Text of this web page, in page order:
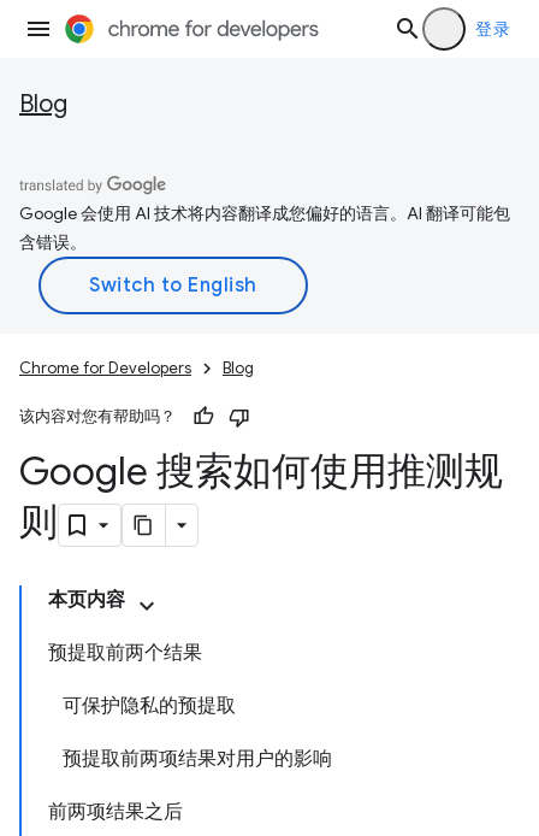
登录
Blog
Google 会使用 AI 技术将内容翻译成您偏好的语言。AI 翻译可能包
含错误。
Chrome for Developers Blog
该内容对您有帮助吗？
Google 搜索如何使用推测规
则
本页内容
预提取前两个结果
可保护隐私的预提取
预提取前两项结果对用户的影响
前两项结果之后